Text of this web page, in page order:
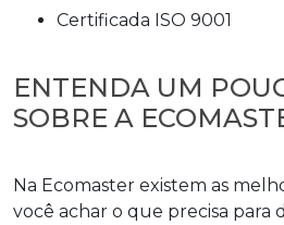
certificada ISO 9001
ENTENDA UM
SOBRE A
Na Ecomaster existem as
você achar o que precisa para